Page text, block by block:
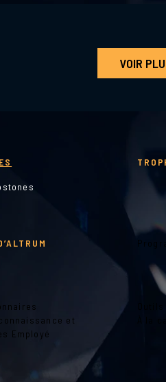
VOIR
et
Employé